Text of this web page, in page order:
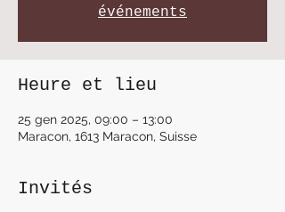
événements
Heure et lieu
25 gen 2025, 09:00 – 13:00
Maracon, 1613 Maracon, Suisse
Invités